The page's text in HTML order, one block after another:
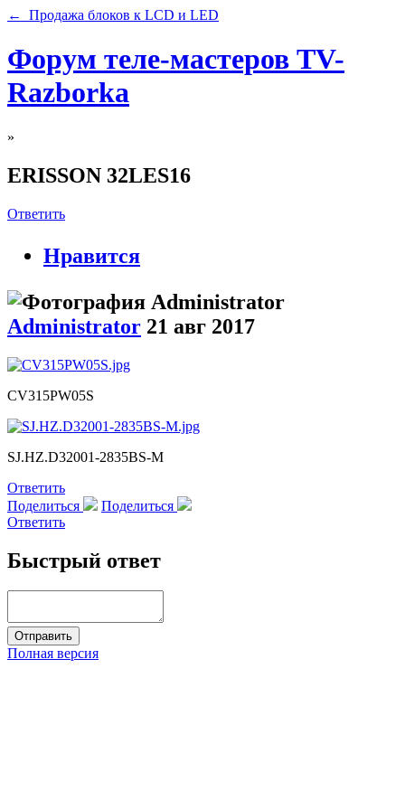
← Продажа блоков к LCD и LED
Форум теле-мастеров TV-
Razborka
»
ERISSON 32LES16
Ответить
Нравится
Administrator 21 авг 2017
CV315PW05S
SJ.HZ.D32001-2835BS-M
Ответить
Поделиться
Поделиться
Ответить
Быстрый ответ
Полная версия